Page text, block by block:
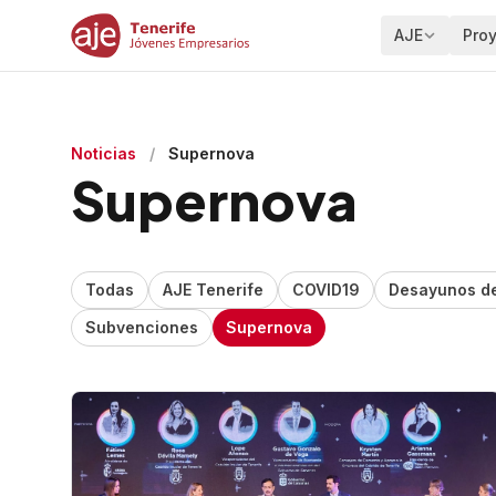
AJE
Noticias / Supernova
Supernova
Todas AJE Tenerife COVID19 Desayunos
Subvenciones
Supernova